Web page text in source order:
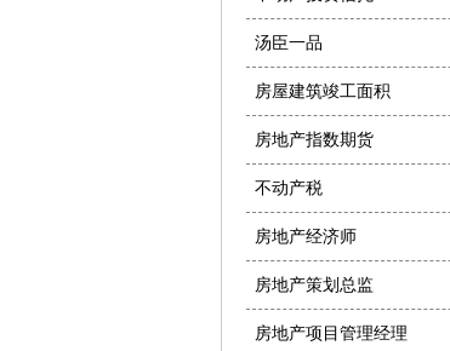
汤臣一品
房屋建筑竣工面积
房地产指数期货
不动产税
房地产经济师
房地产策划总监
房地产项目管理经理